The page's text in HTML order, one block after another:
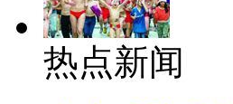
热点新闻